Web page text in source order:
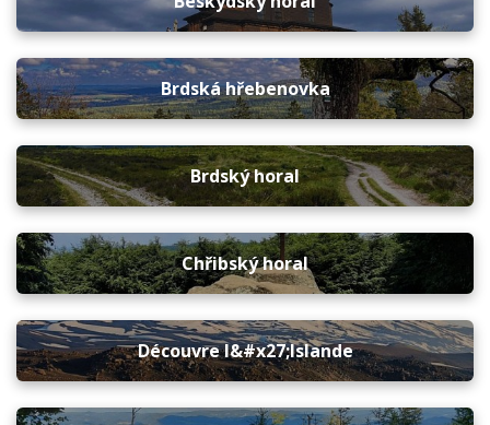
Brdská hřebenovka
Brdský horal
Chřibský horal
Découvre l&#x27;Islande